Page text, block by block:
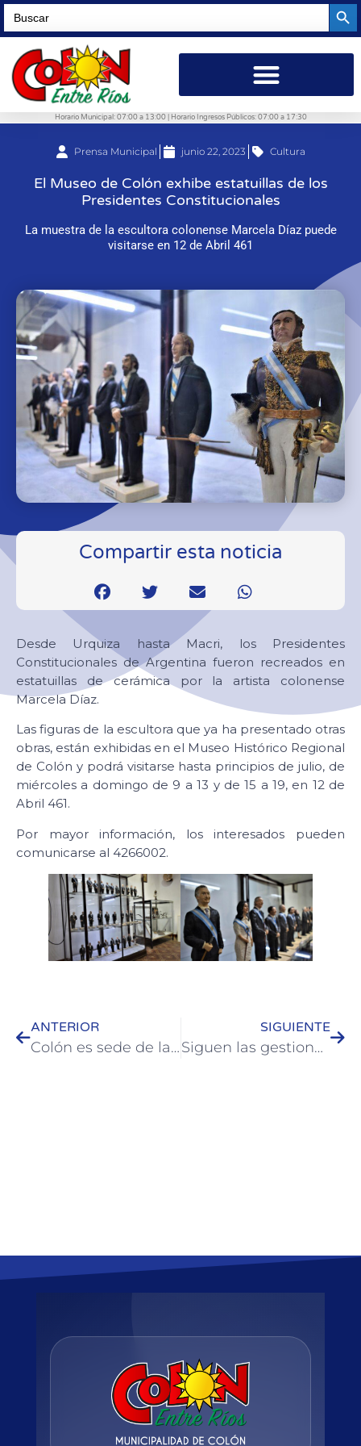
Search
for:
Horario Municipal: 07:00 a 13:00 | Horario Ingresos Públicos: 07:00 a 17:30
Prensa Municipal junio 22, 2023 Cultura
El Museo de Colón exhibe estatuillas de los
Presidentes Constitucionales
La muestra de la escultora colonense Marcela Díaz puede
visitarse en 12 de Abril 461
Compartir esta noticia
Desde Urquiza hasta Macri, los Presidentes
Constitucionales de Argentina fueron recreados en
estatuillas de cerámica por la artista colonense
Marcela Díaz.
Las figuras de la escultora que ya ha presentado otras
obras, están exhibidas en el Museo Histórico Regional
de Colón y podrá visitarse hasta principios de julio, de
miércoles a domingo de 9 a 13 y de 15 a 19, en 12 de
Abril 461.
Por mayor información, los interesados pueden
comunicarse al 4266002.
ANTERIOR
Colón es sede de la final provincial de vóley de los Juegos Nacionales Evita
SIGUIENTE
Siguen las gestiones para captar el turismo sindical en Colón